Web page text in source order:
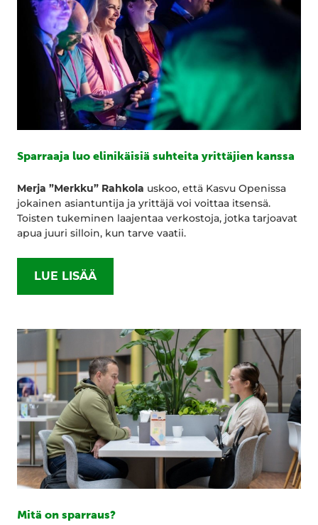
Sparraaja luo elinikäisiä suhteita yrittäjien kanssa
Merja ”Merkku” Rahkola uskoo, että Kasvu Openissa
jokainen asiantuntija ja yrittäjä voi voittaa itsensä.
Toisten tukeminen laajentaa verkostoja, jotka tarjoavat
apua juuri silloin, kun tarve vaatii.
LUE LISÄÄ
Mitä on sparraus?